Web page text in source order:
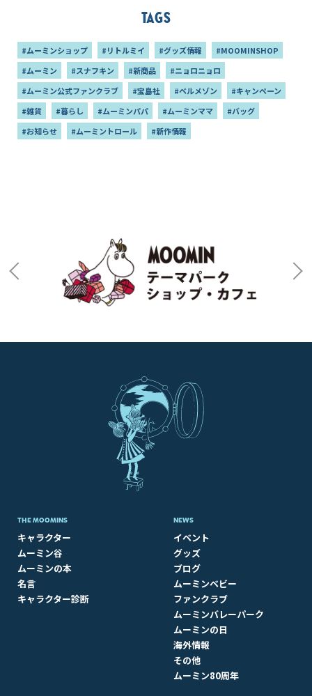
Tags
#ムーミンショップ #リトルミイ #グッズ情報
#MOOMINSHOP
#ムーミン
#スナフキン #新商品
#ニョロニョロ
#ムーミン公式ファンクラブ
#宝島社 #ベルメゾン
#キャンペーン
#雑貨
#暮らし #ムーミンパパ #ムーミンママ
#バッグ
#お知らせ
#ムーミントロール #新作情報
THE MOOMINS
キャラクター
ムーミン谷
ムーミンの本
名言
キャラクター診断
NEWS
イベント
グッズ
ブログ
ムーミンベビー
ファンクラブ
ムーミンバレーパーク
ムーミンの日
海外情報
その他
ムーミン80周年